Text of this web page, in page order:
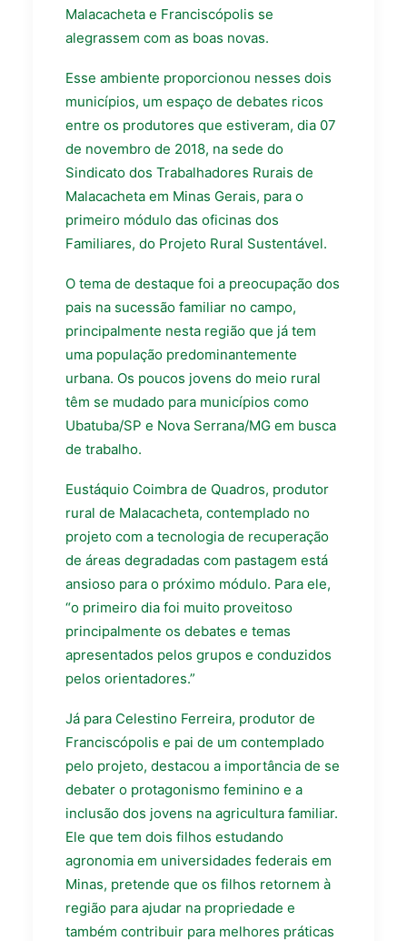
Malacacheta e Franciscópolis se
alegrassem com as boas novas.
Esse ambiente proporcionou nesses dois
municípios, um espaço de debates ricos
entre os produtores que estiveram, dia 07
de novembro de 2018, na sede do
Sindicato dos Trabalhadores Rurais de
Malacacheta em Minas Gerais, para o
primeiro módulo das oficinas dos
Familiares, do Projeto Rural Sustentável.
O tema de destaque foi a preocupação dos
pais na sucessão familiar no campo,
principalmente nesta região que já tem
uma população predominantemente
urbana. Os poucos jovens do meio rural
têm se mudado para municípios como
Ubatuba/SP e Nova Serrana/MG em busca
de trabalho.
Eustáquio Coimbra de Quadros, produtor
rural de Malacacheta, contemplado no
projeto com a tecnologia de recuperação
de áreas degradadas com pastagem está
ansioso para o próximo módulo. Para ele,
“o primeiro dia foi muito proveitoso
principalmente os debates e temas
apresentados pelos grupos e conduzidos
pelos orientadores.”
Já para Celestino Ferreira, produtor de
Franciscópolis e pai de um contemplado
pelo projeto, destacou a importância de se
debater o protagonismo feminino e a
inclusão dos jovens na agricultura familiar.
Ele que tem dois filhos estudando
agronomia em universidades federais em
Minas, pretende que os filhos retornem à
região para ajudar na propriedade e
também contribuir para melhores práticas